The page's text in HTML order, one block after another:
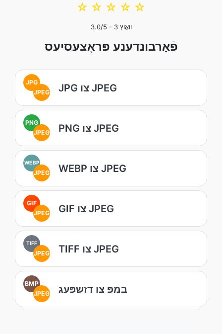
☆
☆
☆
☆
☆
3.0/5 - 3 וואָוץ
פֿאַרבונדענע פּראָצעסיעס
JPG
JPEG
JPG צו JPEG
PNG
JPEG
PNG צו JPEG
WEBP
JPEG WEBP צו JPEG
GIF
JPEG
GIF צו JPEG
TIFF
JPEG TIFF צו JPEG
BMP
JPEG
במפּ צו דזשפּעג